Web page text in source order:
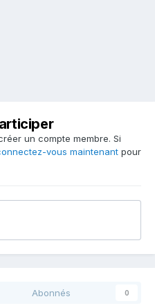
un compte membre. Si
vous maintenant pour
Abonnés 0